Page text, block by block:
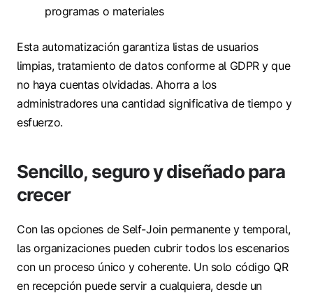
programas o materiales
Esta automatización garantiza listas de usuarios
limpias, tratamiento de datos conforme al GDPR y que
no haya cuentas olvidadas. Ahorra a los
administradores una cantidad significativa de tiempo y
esfuerzo.
Sencillo, seguro y diseñado para
crecer
Con las opciones de Self-Join permanente y temporal,
las organizaciones pueden cubrir todos los escenarios
con un proceso único y coherente. Un solo código QR
en recepción puede servir a cualquiera, desde un